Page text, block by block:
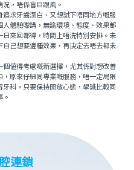
，唔係盲目跟風。
求牙齒潔白、又想試下唔同地方嘅服
體驗嚟講，無論環境、態度、效果都
來回都得，時間上唔洗特別安排。未
己想要邊種效果，再決定去唔去都未
值得考慮嘅新選擇，尤其係對想改善
原來仔細同專業嘅服務，唔一定局限
科。只要保持開放心態，學識比較同
。
連鎖